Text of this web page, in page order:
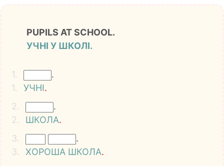
PUPILS AT SCHOOL.
УЧНІ У ШКОЛІ.
1.
.
1.
УЧНІ.
2.
.
2.
ШКОЛА.
3.
.
3.
ХОРОША ШКОЛА.